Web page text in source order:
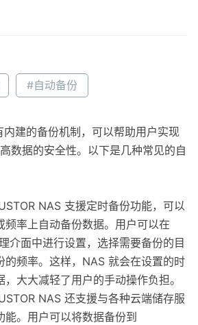
#自动备份
建的备份机制，可以帮助用户实现
数据的安全性。以下是几种常见的自
NAS 支援定时备份功能，可以
频率上自动备份数据。用户可以在
介面中进行设置，选择需要备份的目
的频率。这样，NAS 就会在设置的时
大大减轻了用户的手动操作负担。
NAS 还支援与各种云端储存服
能。用户可以将数据备份到